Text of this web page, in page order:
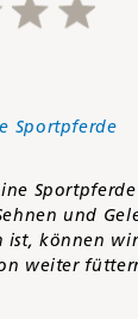
Sportpferde
und
ist, können
weiter